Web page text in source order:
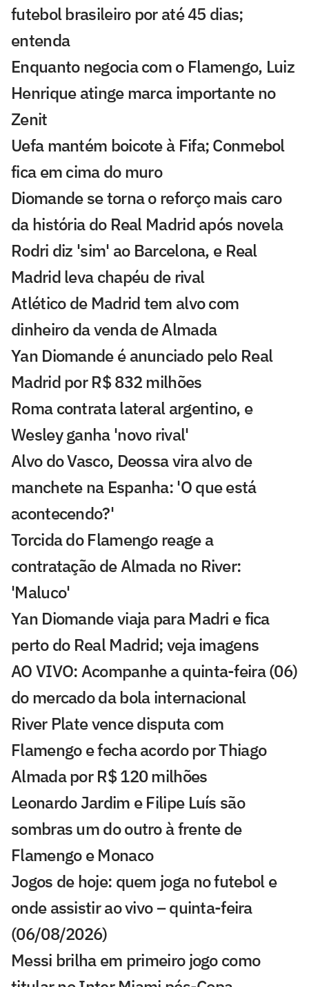
futebol brasileiro por até 45 dias;
entenda
Enquanto negocia com o Flamengo, Luiz
Henrique atinge marca importante no
Zenit
Uefa mantém boicote à Fifa; Conmebol
fica em cima do muro
Diomande se torna o reforço mais caro
da história do Real Madrid após novela
Rodri diz 'sim' ao Barcelona, e Real
Madrid leva chapéu de rival
Atlético de Madrid tem alvo com
dinheiro da venda de Almada
Yan Diomande é anunciado pelo Real
Madrid por R$ 832 milhões
Roma contrata lateral argentino, e
Wesley ganha 'novo rival'
Alvo do Vasco, Deossa vira alvo de
manchete na Espanha: 'O que está
acontecendo?'
Torcida do Flamengo reage a
contratação de Almada no River:
'Maluco'
Yan Diomande viaja para Madri e fica
perto do Real Madrid; veja imagens
AO VIVO: Acompanhe a quinta-feira (06)
do mercado da bola internacional
River Plate vence disputa com
Flamengo e fecha acordo por Thiago
Almada por R$ 120 milhões
Leonardo Jardim e Filipe Luís são
sombras um do outro à frente de
Flamengo e Monaco
Jogos de hoje: quem joga no futebol e
onde assistir ao vivo – quinta-feira
(06/08/2026)
Messi brilha em primeiro jogo como